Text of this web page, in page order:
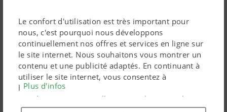
Le confort d'utilisation est très important pour
nous, c'est pourquoi nous développons
continuellement nos offres et services en ligne sur
le site internet. Nous souhaitons vous montrer un
contenu et une publicité adaptés. En continuant à
utiliser le site internet, vous consentez à
l'utilisation de cookies techniquement nécessaires.
Vos données personnelles sont utilisées par les
produits marketing Google uniquement si vous
Plus d'infos
Ville*
Pays*